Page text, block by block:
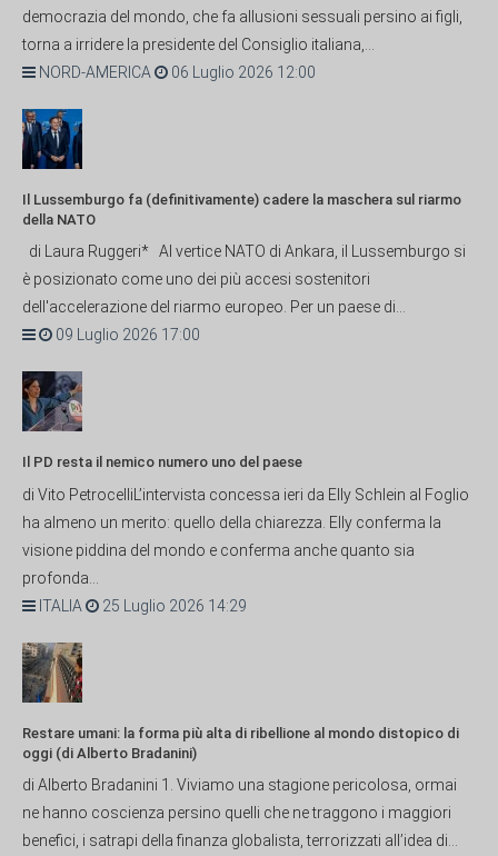
democrazia del mondo, che fa allusioni sessuali persino ai figli,
torna a irridere la presidente del Consiglio italiana,...
NORD-AMERICA
06 Luglio 2026 12:00
Il Lussemburgo fa (definitivamente) cadere la maschera sul riarmo
della NATO
di Laura Ruggeri* Al vertice NATO di Ankara, il Lussemburgo si
è posizionato come uno dei più accesi sostenitori
dell'accelerazione del riarmo europeo. Per un paese di...
09 Luglio 2026 17:00
Il PD resta il nemico numero uno del paese
di Vito PetrocelliL’intervista concessa ieri da Elly Schlein al Foglio
ha almeno un merito: quello della chiarezza. Elly conferma la
visione piddina del mondo e conferma anche quanto sia
profonda...
ITALIA
25 Luglio 2026 14:29
Restare umani: la forma più alta di ribellione al mondo distopico di
oggi (di Alberto Bradanini)
di Alberto Bradanini 1. Viviamo una stagione pericolosa, ormai
ne hanno coscienza persino quelli che ne traggono i maggiori
benefici, i satrapi della finanza globalista, terrorizzati all’idea di...